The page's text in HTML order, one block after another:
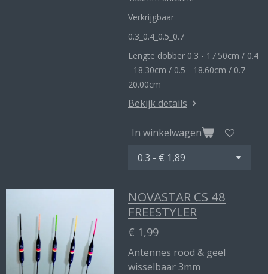
Verkrijgbaar
0.3_ 0.4_ 0.5_0.7
Lengte dobber 0.3 - 17.50cm / 0.4
- 18.30cm / 0.5 - 18.60cm / 0.7 -
20.00cm
Bekijk details
In winkelwagen
NOVASTAR CS 48
FREESTYLER
€ 1,99
Antennes rood & geel
wisselbaar 3mm